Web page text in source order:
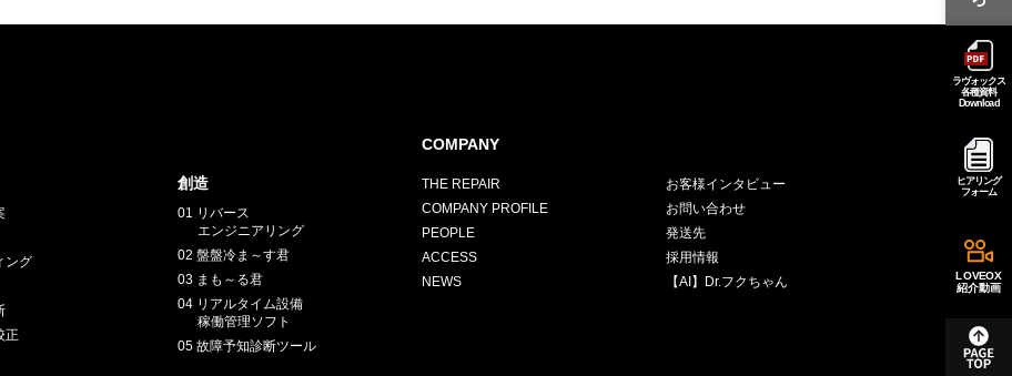
ラヴォックス
各種資料
Download
ヒアリング
フォーム
LOVEOX
紹介動画
ング
正
創造
01 リバース
エンジニアリング
02 盤盤冷ま～す君
03 まも～る君
04 リアルタイム設備
稼働管理ソフト
05 故障予知診断ツール
COMPANY
THE REPAIR
COMPANY PROFILE
PEOPLE
ACCESS
NEWS
お客様インタビュー
お問い合わせ
発送先
採用情報
【AI】Dr.フクちゃん